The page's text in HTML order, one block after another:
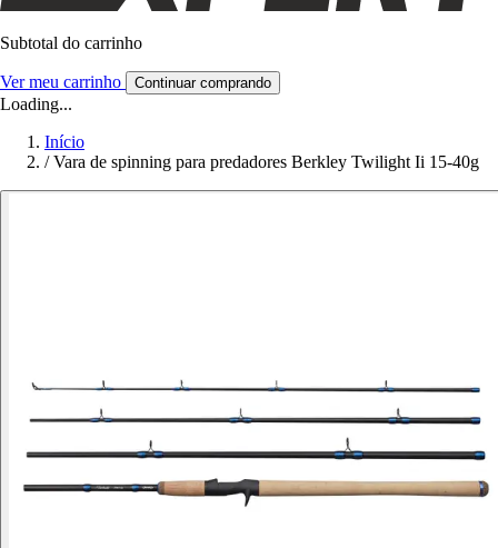
Subtotal do carrinho
Ver meu carrinho Continuar comprando
Loading...
Início
/ Vara de spinning para predadores Berkley Twilight Ii 15-40g